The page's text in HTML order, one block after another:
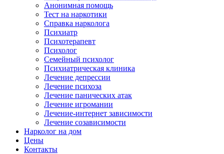
Анонимная помощь
Тест на наркотики
Справка нарколога
Психиатр
Психотерапевт
Психолог
Семейный психолог
Психиатрическая клиника
Лечение депрессии
Лечение психоза
Лечение панических атак
Лечение игромании
Лечение-интернет зависимости
Лечение созависимости
Нарколог на дом
Цены
Контакты